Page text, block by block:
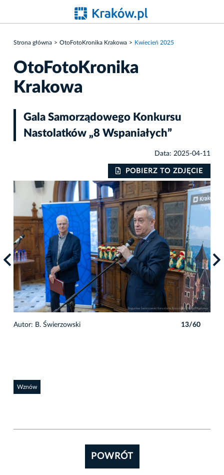
Strona główna OtoFotoKronika Krakowa Kwiecień 2025
OtoFotoKronika
Krakowa
Gala Samorządowego Konkursu
Nastolatków „8 Wspaniałych”
Data: 2025-04-11
POBIERZ TO ZDJĘCIE
Autor: B. Świerzowski 13/60
Wznów
POWRÓT